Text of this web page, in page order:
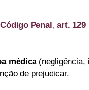
Código Penal, art. 129
médica(negligência,
de prejudicar.